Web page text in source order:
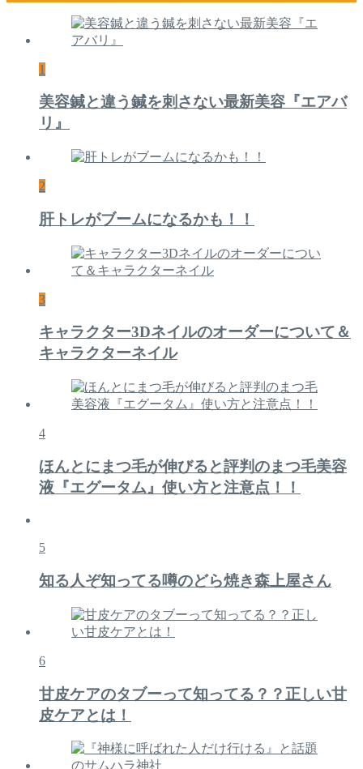
1
美容鍼と違う鍼を刺さない最新美容『エアバ
リ』
2
肝トレがブームになるかも！！
3
キャラクター3Dネイルのオーダーについて＆
キャラクターネイル
4
ほんとにまつ毛が伸びると評判のまつ毛美容
液『エグータム』使い方と注意点！！
5
知る人ぞ知ってる噂のどら焼き森上屋さん
6
甘皮ケアのタブーって知ってる？？正しい甘
皮ケアとは！